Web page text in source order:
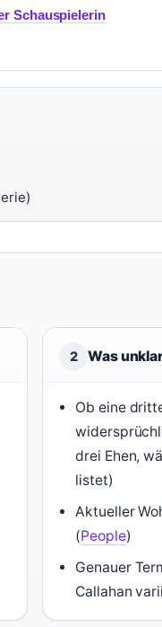
Schauspielerin
2 Was
Ob eine
drei Ehen,
listet)
Aktueller
(People)
Genauer
Callahan